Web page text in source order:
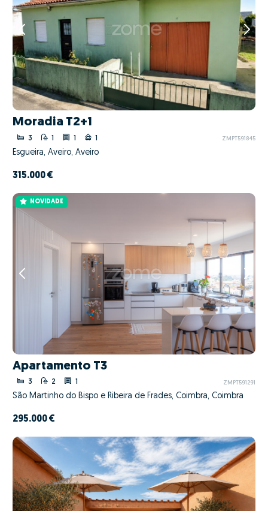
Moradia T2+1
3 1 1 1 ZMPT591845
Esgueira, Aveiro, Aveiro
315.000 €
NOVIDADE
Apartamento T3
3 2 1 ZMPT591291
São Martinho do Bispo e Ribeira de Frades, Coimbra, Coimbra
295.000 €